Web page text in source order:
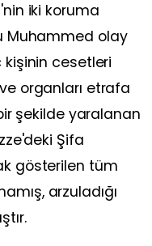
iki koruma
Muhammed olay
cesetleri
organları etrafa
bir şekilde yaralanan
Şifa
gösterilen tüm
arzuladığı